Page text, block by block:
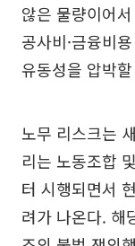
않은 물량이어
공사비·금융비
유동성을 압박
노무 리스크는
리는 노동조합
터 시행되면서
려가 나온다. 해